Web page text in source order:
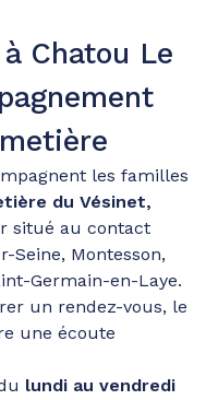
Chatou Le
les familles
du Vésinet,
situé au contact
Seine, Montesson,
Germain-en-Laye.
un rendez-vous, le
une écoute
lundi au vendredi